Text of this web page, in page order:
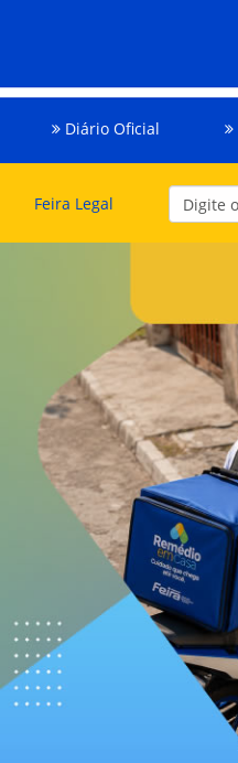
Diário Oficial
Feira Legal